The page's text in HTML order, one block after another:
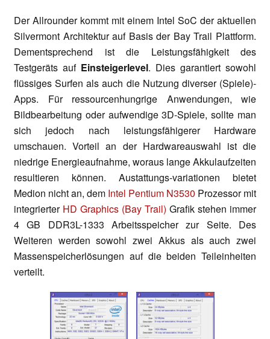
Der Allrounder kommt mit einem Intel SoC der aktuellen
Silvermont Architektur auf Basis der Bay Trail Plattform.
Dementsprechend ist die Leistungsfähigkeit des
Testgeräts auf Einsteigerlevel. Dies garantiert sowohl
flüssiges Surfen als auch die Nutzung diverser (Spiele)-
Apps. Für ressourcenhungrige Anwendungen, wie
Bildbearbeitung oder aufwendige 3D-Spiele, sollte man
sich jedoch nach leistungsfähigerer Hardware
umschauen. Vorteil an der Hardwareauswahl ist die
niedrige Energieaufnahme, woraus lange Akkulaufzeiten
resultieren können. Austattungs-variationen bietet
Medion nicht an, dem Intel Pentium N3530 Prozessor mit
integrierter HD Graphics (Bay Trail) Grafik stehen immer
4 GB DDR3L-1333 Arbeitsspeicher zur Seite. Des
Weiteren werden sowohl zwei Akkus als auch zwei
Massenspeicherlösungen auf die beiden Teileinheiten
verteilt.